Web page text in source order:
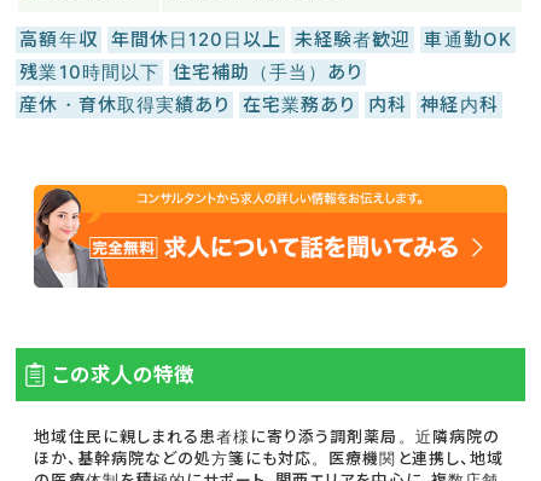
高額年収 年間休日120日以上 未経験者歓迎
車通勤OK
残業10時間以下
住宅補助（手当）あり
産休・育休取得実績あり
在宅業務あり 内科 神経内科
この求人の特徴
地域住民に親しまれる患者様に寄り添う調剤薬局。近隣病院の
ほか、基幹病院などの処方箋にも対応。医療機関と連携し、地域